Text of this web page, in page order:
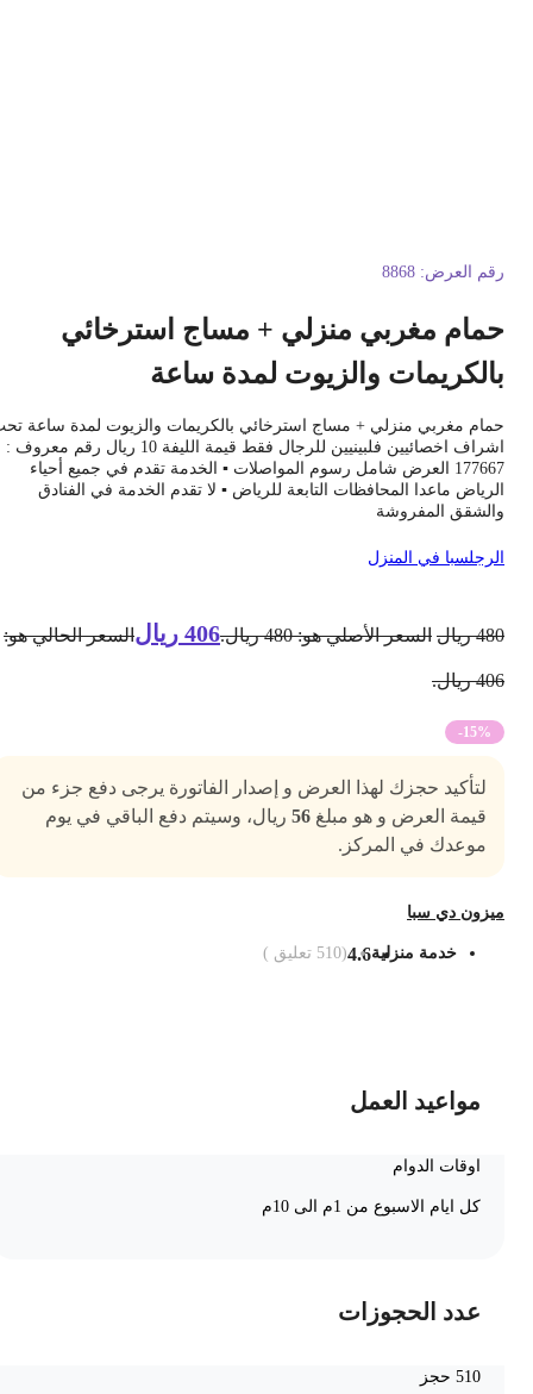
العرض: 8868
مغربي منزلي + مساج استرخائي
والزيوت لمدة ساعة
مغربي منزلي + مساج استرخائي بالكريمات والزيوت لمدة ساعة تحت
اشراف اخصائيين فلبينيين للرجال فقط قيمة الليفة 10 ريال رقم معروف :
177667 العرض شامل رسوم المواصلات ▪ الخدمة تقدم في جميع أحياء
ماعدا المحافظات التابعة للرياض ▪ لا تقدم الخدمة في الفنادق
المفروشة
سبا في المنزل
ريال السعر الأصلي هو: 480 ريال. 406 ريال السعر الحالي هو:
-15%
لتأكيد حجزك لهذا العرض و إصدار الفاتورة يرجى دفع جزء من
قيمة العرض و هو مبلغ56ريال، وسيتم دفع الباقي في يوم
موعدك في المركز.
دي سبا
خدمة منزلية4.6
(
510تعليق )
مواعيد العمل
اوقات الدوام
كل ايام الاسبوع من 1م الى 10م
عدد الحجوزات